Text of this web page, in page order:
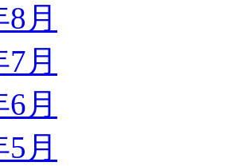
月
月
月
月